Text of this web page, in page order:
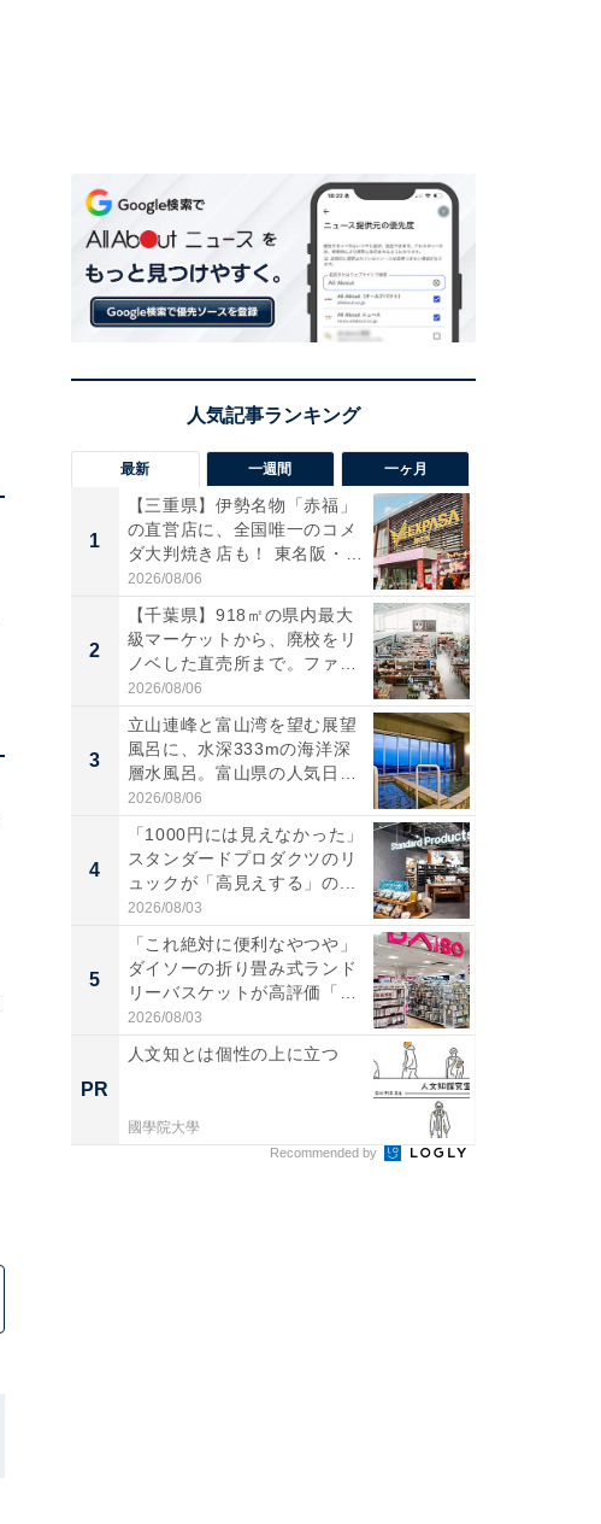
最新 一週間 一ヶ月
1
【三重県】伊勢名物「赤福」
の直営店に、全国唯一のコメ
ダ大判焼き店も！ 東名阪・
伊...
2026/08/06
2
【千葉県】918㎡の県内最大
級マーケットから、廃校をリ
ノベした直売所まで。ファ
ー...
2026/08/06
3
立山連峰と富山湾を望む展望
風呂に、水深333mの海洋深
層水風呂。富山県の人気日
帰...
2026/08/06
4
「1000円には見えなかった」
スタンダードプロダクツのリ
ュックが「高見えする」の...
2026/08/03
5
「これ絶対に便利なやつや」
ダイソーの折り畳み式ランド
リーバスケットが高評価「使
わ...
2026/08/03
PR
人文知とは個性の上に立つ
國學院大學
Recommended by